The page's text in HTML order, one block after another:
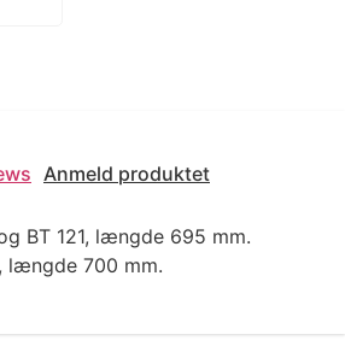
Anmeld produktet
BT 121, længde 695 mm.
længde 700 mm.